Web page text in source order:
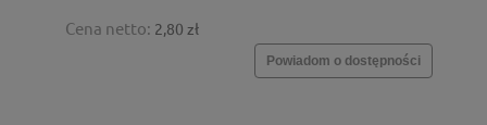
Cena netto: 2,80 zł
Powiadom o dostępności